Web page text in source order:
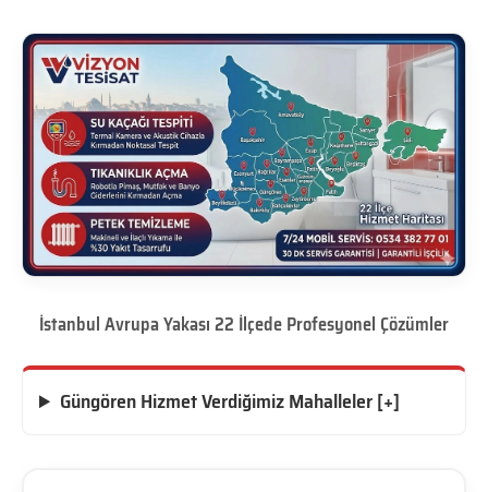
İstanbul Avrupa Yakası 22 İlçede Profesyonel Çözümler
Güngören Hizmet Verdiğimiz Mahalleler [+]